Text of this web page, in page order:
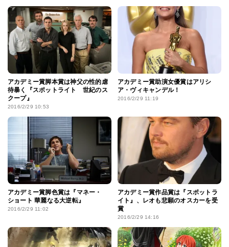
アカデミー賞脚本賞は神父の性的虐
待暴く『スポットライト 世紀のス
クープ』
2016/2/29 10:53
アカデミー賞助演女優賞はアリシ
ア・ヴィキャンデル！
2016/2/29 11:19
アカデミー賞脚色賞は『マネー・
ショート 華麗なる大逆転』
2016/2/29 11:02
アカデミー賞作品賞は『スポットラ
イト』、レオも悲願のオスカーを受
賞
2016/2/29 14:16